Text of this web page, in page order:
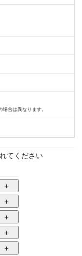
合は異なります。
てください